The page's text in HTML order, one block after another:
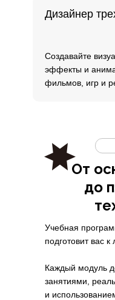
Дизайнер
Создавайте
эффекты и
фильмов, игр и
От
до
Учебная
подготовит вас
Каждый модуль
занятиями,
и